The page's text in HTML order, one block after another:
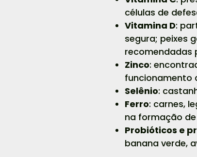
células de
Vitamina D:
segura; peixes
recomendadas
Zinco:
funcionamento
Selênio:
Ferro: carnes,
na formação
Probióticos e
banana verde,